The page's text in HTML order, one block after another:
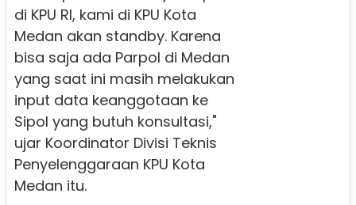
di KPU RI, kami di KPU Kota
Medan akan standby. Karena
bisa saja ada Parpol di Medan
yang saat ini masih melakukan
input data keanggotaan ke
Sipol yang butuh konsultasi,"
ujar Koordinator Divisi Teknis
Penyelenggaraan KPU Kota
Medan itu.